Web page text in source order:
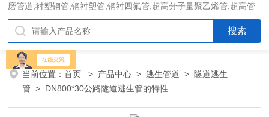
磨管道,衬塑钢管,钢衬塑管,钢衬四氟管,超高分子量聚乙烯管,超高管
当前位置：首页 > 产品中心 >逃生管道 > 隧道逃生
管 > DN800*30公路隧道逃生管的特性